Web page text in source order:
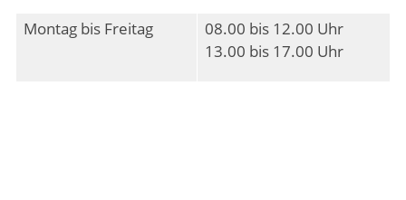
Montag bis Freitag
08.00 bis 12.00 Uhr
13.00 bis 17.00 Uhr